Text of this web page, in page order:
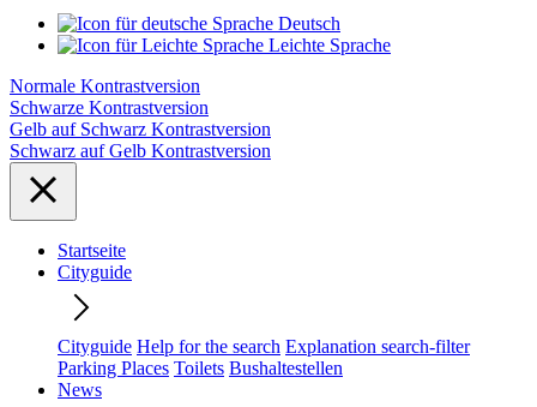
Deutsch
Leichte Sprache
Normale Kontrastversion
Schwarze Kontrastversion
Gelb auf Schwarz Kontrastversion
Schwarz auf Gelb Kontrastversion
Startseite
Cityguide
Cityguide Help for the search Explanation search-filter
Parking Places Toilets Bushaltestellen
News